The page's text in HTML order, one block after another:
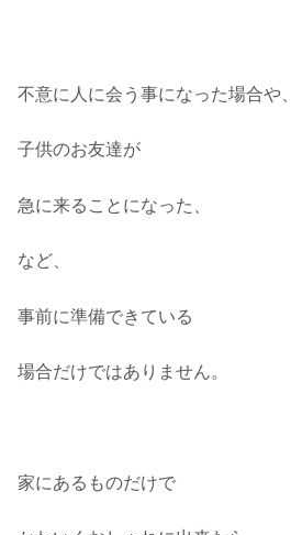
不意に人に会う事になった場合や、
子供のお友達が
急に来ることになった、
など、
事前に準備できている
場合だけではありません。
家にあるものだけで